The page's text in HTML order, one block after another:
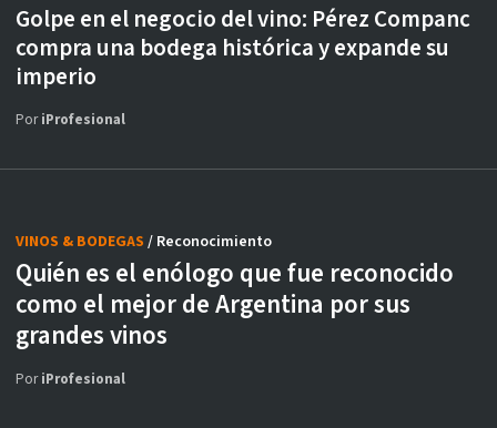
Golpe en el negocio del vino: Pérez Companc
compra una bodega histórica y expande su
imperio
PoriProfesional
Quién es el enólogo que fue reconocido
como el mejor de Argentina por sus
grandes vinos
VINOS & BODEGAS / Reconocimiento
PoriProfesional